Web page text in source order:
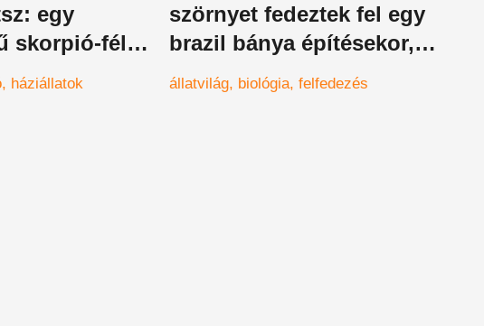
egy
skorpió-féle
a hű
háziállatok
szörnyet fedeztek fel egy
brazil bánya építésekor, a
sokat látott biológusok is
megrettentek
állatvilág biológia felfedezés